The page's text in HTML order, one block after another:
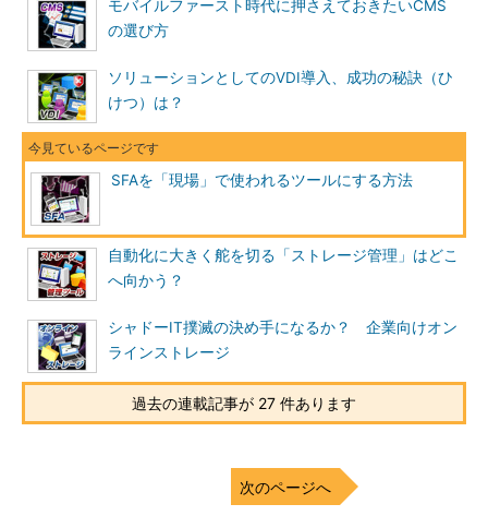
モバイルファースト時代に押さえておきたいCMS
の選び方
ソリューションとしてのVDI導入、成功の秘訣（ひ
けつ）は？
SFAを「現場」で使われるツールにする方法
自動化に大きく舵を切る「ストレージ管理」はどこ
へ向かう？
シャドーIT撲滅の決め手になるか？ 企業向けオン
ラインストレージ
過去の連載記事が 27 件あります
次のページへ